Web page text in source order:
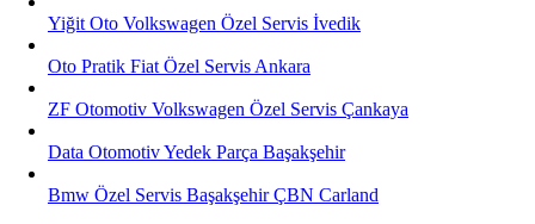
Yiğit Oto Volkswagen Özel Servis İvedik
Oto Pratik Fiat Özel Servis Ankara
ZF Otomotiv Volkswagen Özel Servis Çankaya
Data Otomotiv Yedek Parça Başakşehir
Bmw Özel Servis Başakşehir ÇBN Carland